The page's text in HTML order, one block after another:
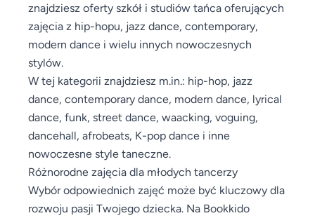
znajdziesz oferty szkół i studiów tańca oferujących
zajęcia z hip-hopu, jazz dance, contemporary,
modern dance i wielu innych nowoczesnych
stylów.
W tej kategorii znajdziesz m.in.: hip-hop, jazz
dance, contemporary dance, modern dance, lyrical
dance, funk, street dance, waacking, voguing,
dancehall, afrobeats, K-pop dance i inne
nowoczesne style taneczne.
Różnorodne zajęcia dla młodych tancerzy
Wybór odpowiednich zajęć może być kluczowy dla
rozwoju pasji Twojego dziecka. Na Bookkido